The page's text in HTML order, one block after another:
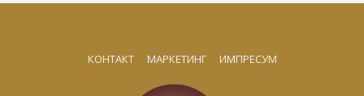
КОНТАКТ МАРКЕТИНГ ИМПРЕСУМ